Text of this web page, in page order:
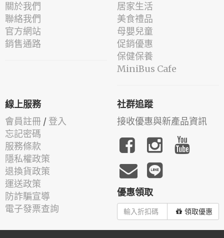
關於我們
聯絡我們
官方網站
銷售通路
居家生活
美食禮品
母嬰兒童
促銷優惠
保健保養
MiniBus Cafe
線上服務
會員註冊 / 登入
忘記密碼
服務條款
隱私權政策
退換貨政策
運送政策
防詐騙宣導
電子發票查詢
社群追蹤
接收優惠與新產品資訊
優惠領取
領取優惠